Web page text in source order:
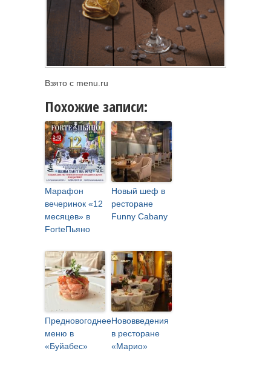
Взято с menu.ru
Похожие записи:
Марафон
вечеринок «12
месяцев» в
ForteПьяно
Новый шеф в
ресторане
Funny Cabany
Предновогоднее
меню в
«Буйабес»
Нововведения
в ресторане
«Марио»